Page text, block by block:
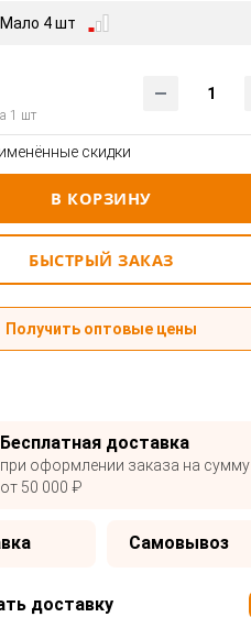
Мало 4 шт
1 шт
скидки
В КОРЗИНУ
БЫСТРЫЙ ЗАКАЗ
Получить оптовые цены
Бесплатная доставка
при оформлении заказа на сумму
от 50 000 ₽
Самовывоз
доставку